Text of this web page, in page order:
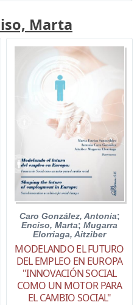
Marta
Caro González, Antonia;
Enciso, Marta;Mugarra
Elorriaga, Aitziber
MODELANDO EL FUTURO
DEL EMPLEO EN EUROPA
"INNOVACIÓN SOCIAL
COMO UN MOTOR PARA
EL CAMBIO SOCIAL"